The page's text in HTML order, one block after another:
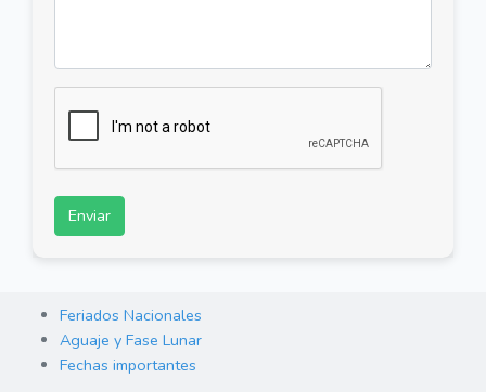
Enviar
Feriados Nacionales
Aguaje y Fase Lunar
Fechas importantes